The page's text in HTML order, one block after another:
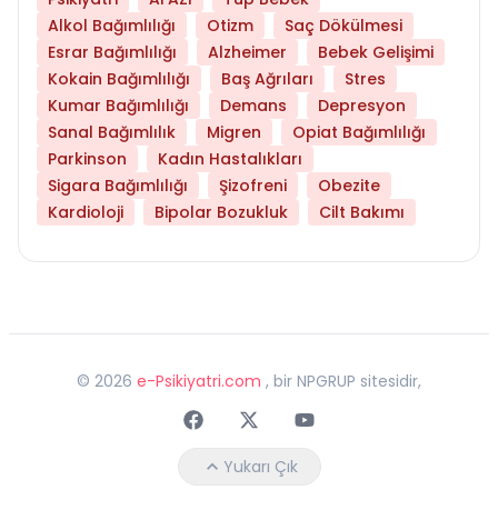
Alkol Bağımlılığı
Otizm
Saç Dökülmesi
Esrar Bağımlılığı
Alzheimer
Bebek Gelişimi
Kokain Bağımlılığı
Baş Ağrıları
Stres
Kumar Bağımlılığı
Demans
Depresyon
Sanal Bağımlılık
Migren
Opiat Bağımlılığı
Parkinson
Kadın Hastalıkları
Sigara Bağımlılığı
Şizofreni
Obezite
Kardioloji
Bipolar Bozukluk Cilt Bakımı
© 2026 e-Psikiyatri.com , bir NPGRUP sitesidir,
FaceebokTwitterYoutube
Yukarı Çık